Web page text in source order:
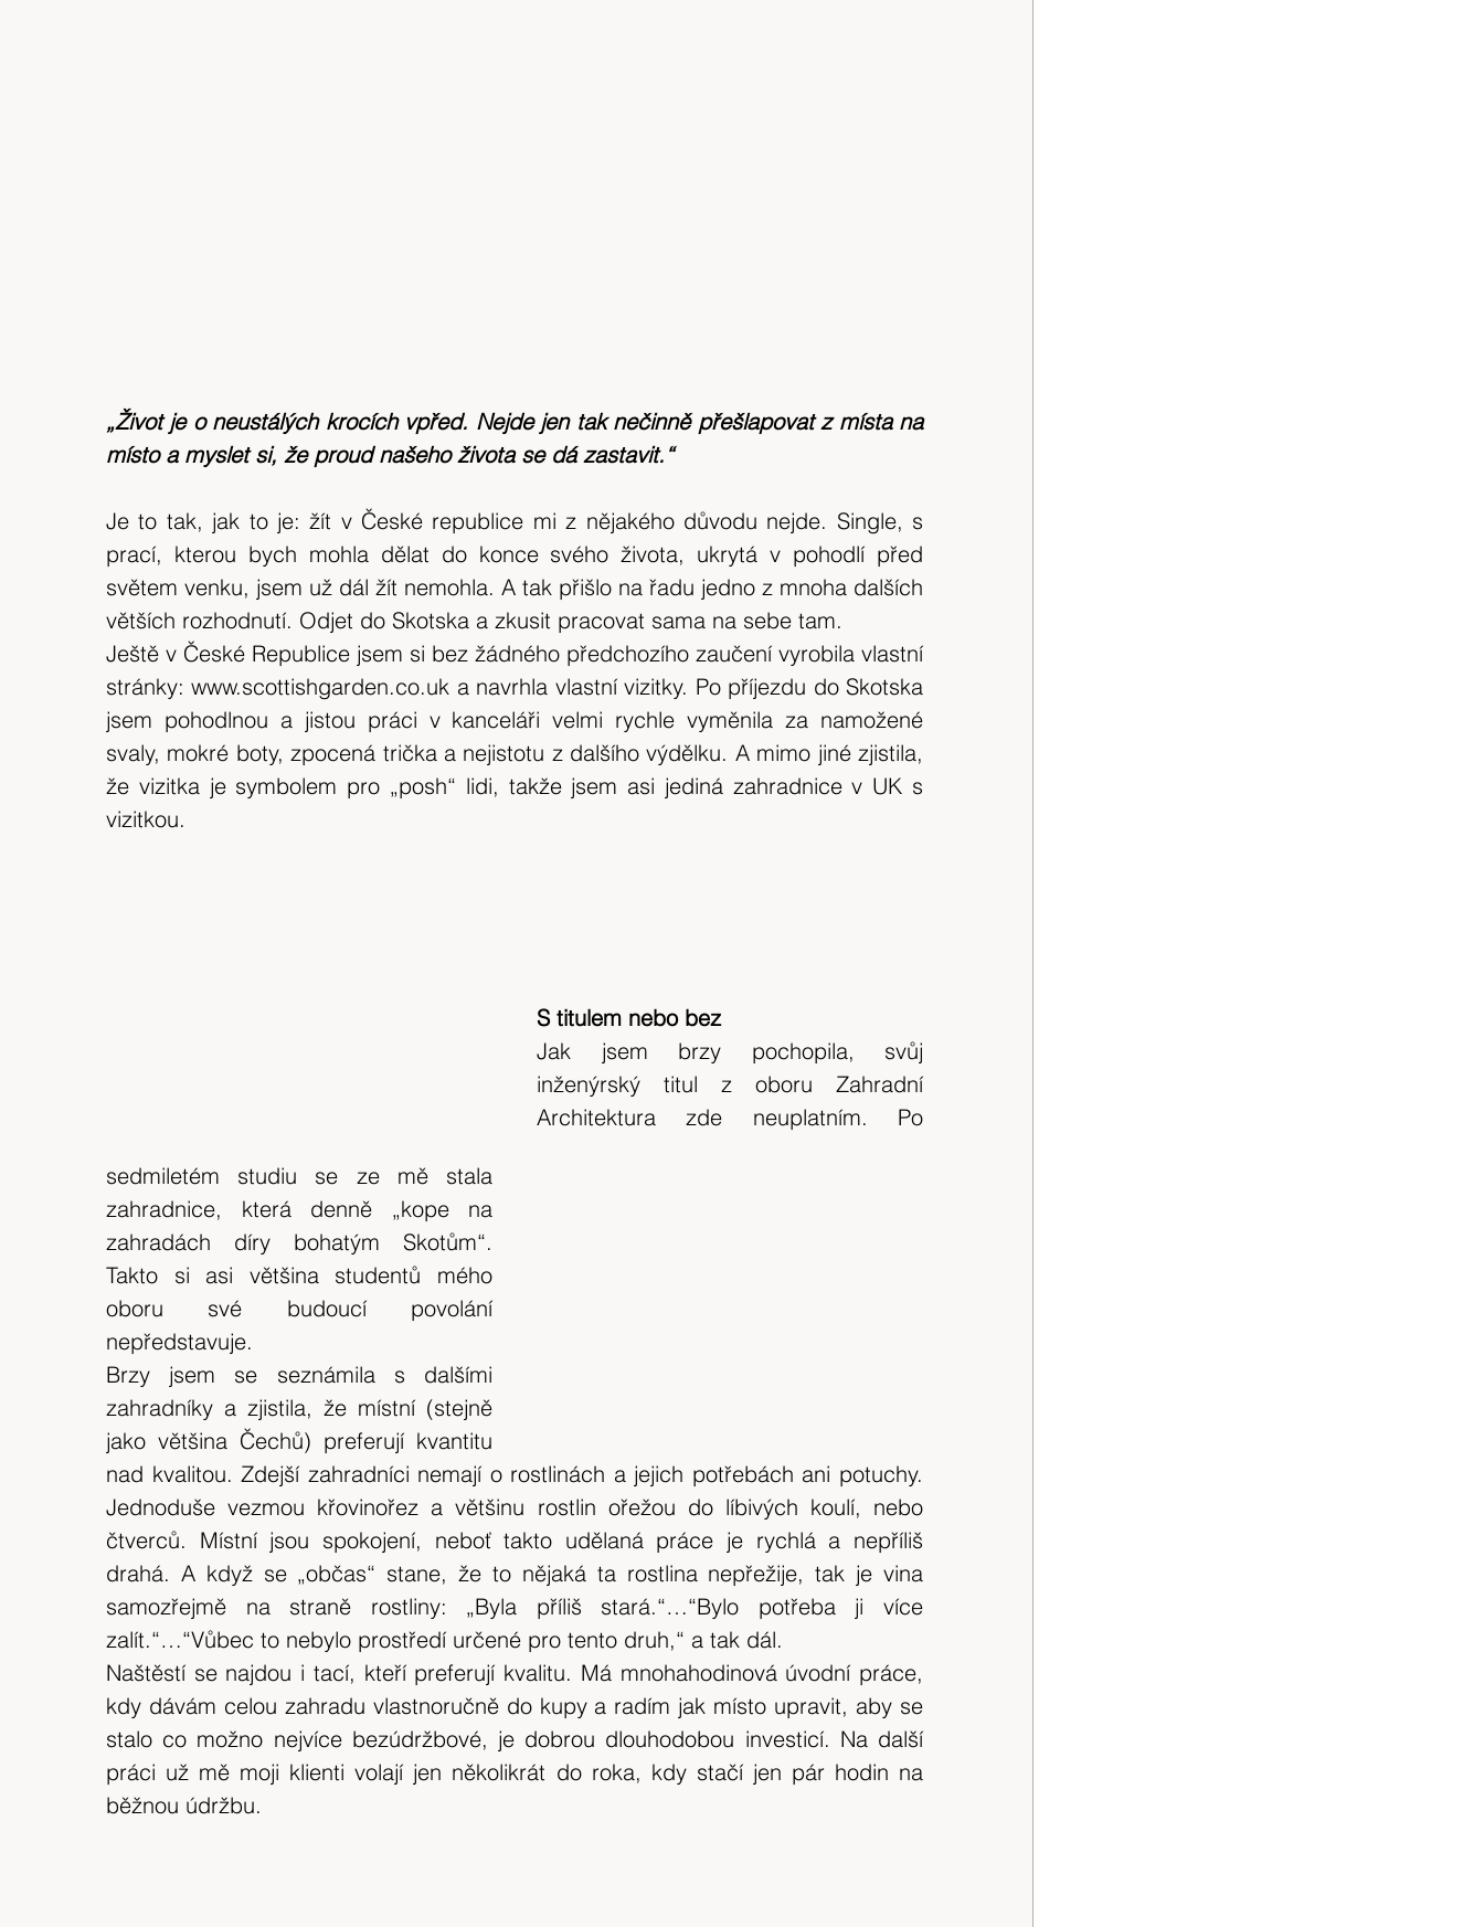
„Život je o neustálých krocích vpřed. Nejde jen tak nečinně přešlapovat z místa na
místo a myslet si, že proud našeho života se dá zastavit.“
Je to tak, jak to je: žít v České republice mi z nějakého důvodu nejde. Single, s
prací, kterou bych mohla dělat do konce svého života, ukrytá v pohodlí před
světem venku, jsem už dál žít nemohla. A tak přišlo na řadu jedno z mnoha dalších
větších rozhodnutí. Odjet do Skotska a zkusit pracovat sama na sebe tam.
Ještě v České Republice jsem si bez žádného předchozího zaučení vyrobila vlastní
stránky: www.scottishgarden.co.uk a navrhla vlastní vizitky. Po příjezdu do Skotska
jsem pohodlnou a jistou práci v kanceláři velmi rychle vyměnila za namožené
svaly, mokré boty, zpocená trička a nejistotu z dalšího výdělku. A mimo jiné zjistila,
že vizitka je symbolem pro „posh“ lidi, takže jsem asi jediná zahradnice v UK s
vizitkou.
S titulem nebo bez
Jak jsem brzy pochopila, svůj
inženýrský titul z oboru Zahradní
Architektura zde neuplatním. Po
sedmiletém studiu se ze mě stala
zahradnice, která denně „kope na
zahradách díry bohatým Skotům“.
Takto si asi většina studentů mého
oboru své budoucí povolání
nepředstavuje.
Brzy jsem se seznámila s dalšími
zahradníky a zjistila, že místní (stejně
jako většina Čechů) preferují kvantitu
nad kvalitou. Zdejší zahradníci nemají o rostlinách a jejich potřebách ani potuchy.
Jednoduše vezmou křovinořez a většinu rostlin ořežou do líbivých koulí, nebo
čtverců. Místní jsou spokojení, neboť takto udělaná práce je rychlá a nepříliš
drahá. A když se „občas“ stane, že to nějaká ta rostlina nepřežije, tak je vina
samozřejmě na straně rostliny: „Byla příliš stará.“…“Bylo potřeba ji více
zalít.“…“Vůbec to nebylo prostředí určené pro tento druh,“ a tak dál.
Naštěstí se najdou i tací, kteří preferují kvalitu. Má mnohahodinová úvodní práce,
kdy dávám celou zahradu vlastnoručně do kupy a radím jak místo upravit, aby se
stalo co možno nejvíce bezúdržbové, je dobrou dlouhodobou investicí. Na další
práci už mě moji klienti volají jen několikrát do roka, kdy stačí jen pár hodin na
běžnou údržbu.